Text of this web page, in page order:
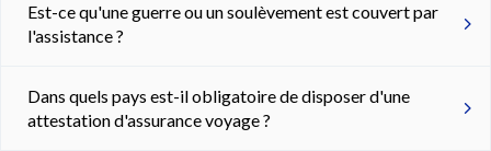
Est-ce qu'une guerre ou un soulèvement est couvert par
l'assistance ?
Dans quels pays est-il obligatoire de disposer d'une
attestation d'assurance voyage ?